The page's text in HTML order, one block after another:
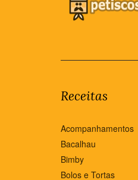
Receitas
Acompanhamentos
Bacalhau
Bimby
Bolos e Tortas